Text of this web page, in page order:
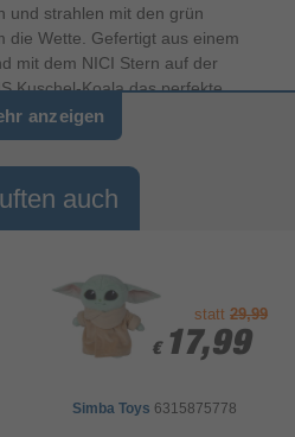
und strahlen mit den grün
die Wette. Gefertigt aus einem
mit dem NICI Stern auf der
Kuschel-Koala das perfekte
by NICI GmbH
anzeigen
auch
statt29,99
€ 17,99
€ 17,99
Simba Toys 6315875778